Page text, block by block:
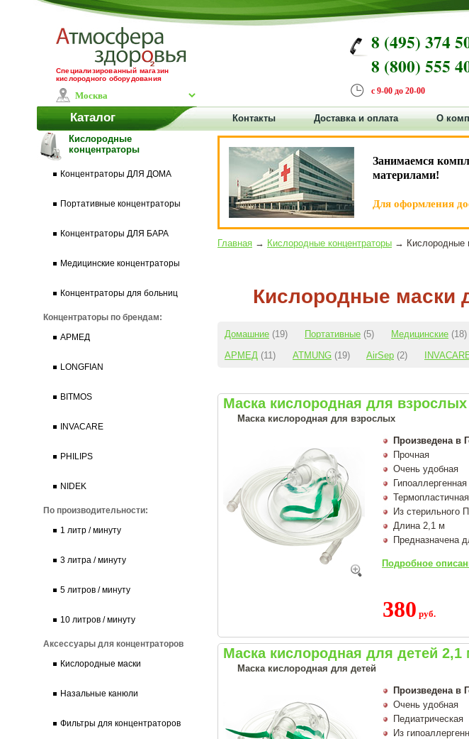
Специализированный магазин
кислородного оборудования
8 (495) 374
8 (800) 555
с 9-00 до 20-00
Каталог Контакты Доставка и оплата О
Кислородные
концентраторы
Концентраторы ДЛЯ ДОМА
Портативные концентраторы
Концентраторы ДЛЯ БАРА
Медицинские концентраторы
Концентраторы для больниц
Концентраторы по брендам:
АРМЕД
LONGFIAN
BITMOS
INVACARE
PHILIPS
NIDEK
По производительности:
1 литр / минуту
3 литра / минуту
5 литров / минуту
10 литров / минуту
Аксессуары для концентраторов
Кислородные маски
Назальные канюли
Фильтры для концентраторов
Занимаемся
материлами!
Для оформления
Главная → Кислородные концентраторы → Кислородные
Кислородные маски
Домашние (19) Портативные (5) Медицинские (18)
АРМЕД (11) ATMUNG (19) AirSep (2)
Маска кислородная для
Маска кислородная для взрослых
Произведена в
Прочная
Очень удобная
Гипоаллергенная
Термопластичная
Из стерильного
Длина 2,1 м
Предназначена
Подробное
380 руб.
Маска кислородная для детей
Маска кислородная для детей
Произведена в
Очень удобная
Педиатрическая
Из